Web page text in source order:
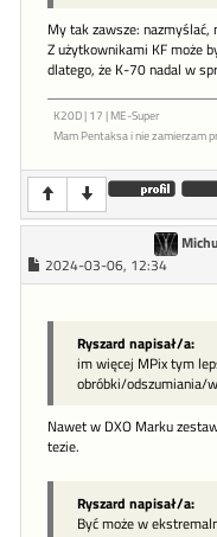
My tak zawsze: nazmyślać,
Z użytkownikami KF może
dlatego, że K-70 nadal w
K20D | 17 | ME-Super
Mam Pentaksa i nie zamierzam
Michu
2024-03-06, 12:34
Ryszard napisał/a:
im więcej MPix tym
obróbki/odszumiania/
Nawet w DXO Marku
tezie.
Ryszard napisał/a:
Być może w